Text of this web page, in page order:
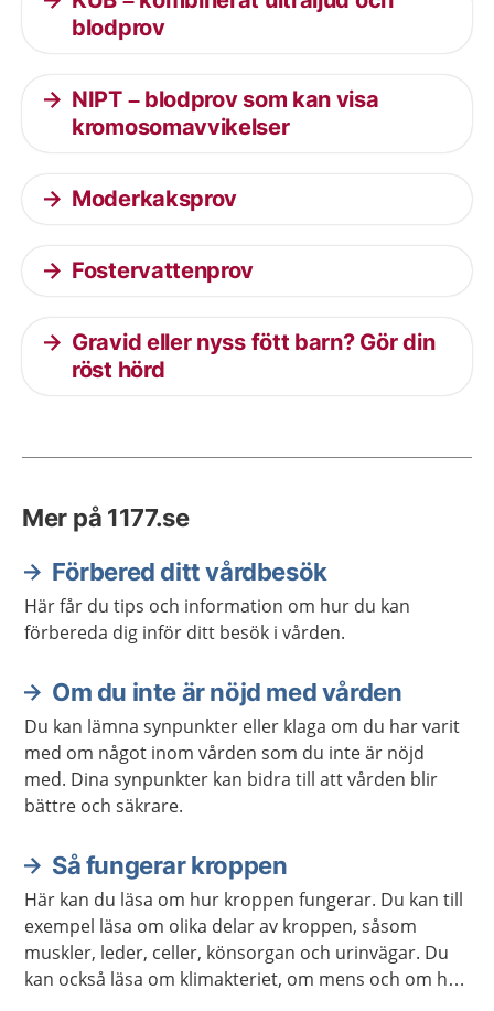
blodprov
NIPT – blodprov som kan visa
kromosomavvikelser
Moderkaksprov
Fostervattenprov
Gravid eller nyss fött barn? Gör din
röst hörd
Mer på 1177.se
Förbered ditt vårdbesök
Här får du tips och information om hur du kan
förbereda dig inför ditt besök i vården.
Om du inte är nöjd med vården
Du kan lämna synpunkter eller klaga om du har varit
med om något inom vården som du inte är nöjd
med. Dina synpunkter kan bidra till att vården blir
bättre och säkrare.
Så fungerar kroppen
Här kan du läsa om hur kroppen fungerar. Du kan till
exempel läsa om olika delar av kroppen, såsom
muskler, leder, celler, könsorgan och urinvägar. Du
kan också läsa om klimakteriet, om mens och om hur